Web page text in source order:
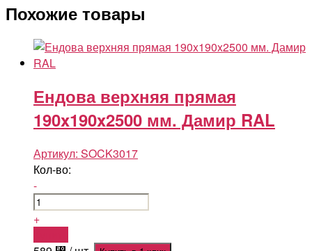
Похожие товары
Ендова верхняя прямая
190x190x2500 мм. Дамир RAL
Артикул: SOCK3017
Кол-во:
-
+